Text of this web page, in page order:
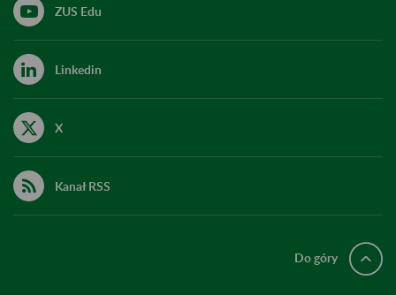
ZUS Edu
Linkedin
X
Kanał RSS
Do góry